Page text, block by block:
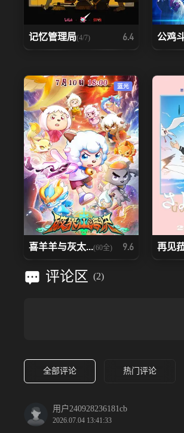
记忆管理局(4/7) 6.4 公鸡
蓝光
喜羊羊与灰太...(60全) 9.6 再见
评论区 (2)
全部评论 热门评论
用户240928236181cb
2026.07.04 13:41:33